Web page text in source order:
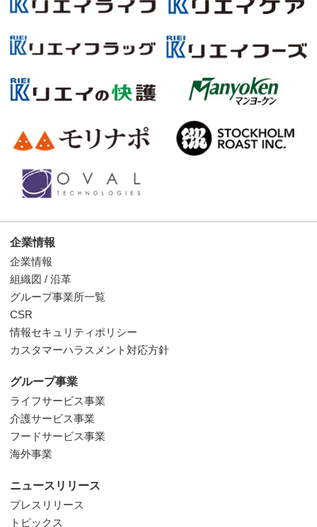
企業情報
企業情報
組織図 / 沿革
グループ事業所一覧
CSR
情報セキュリティポリシー
カスタマーハラスメント対応方針
グループ事業
ライフサービス事業
介護サービス事業
フードサービス事業
海外事業
ニュースリリース
プレスリリース
トピックス